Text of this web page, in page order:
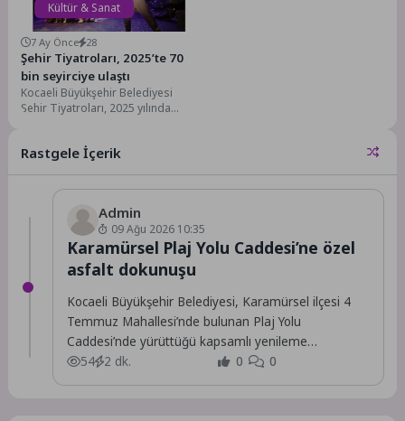
Kültür & Sanat
7 Ay Önce 28
Şehir Tiyatroları, 2025’te 70
bin seyirciye ulaştı
Kocaeli Büyükşehir Belediyesi
Şehir Tiyatroları, 2025 yılında
Rastgele İçerik
Admin
09 Ağu 2026 10:35
Karamürsel Plaj Yolu Caddesi’ne özel
asfalt dokunuşu
Kocaeli Büyükşehir Belediyesi, Karamürsel ilçesi 4
Temmuz Mahallesi’nde bulunan Plaj Yolu
Caddesi’nde yürüttüğü kapsamlı yenileme
çalışmalarını tamamladı.
54 2 dk. 0 0